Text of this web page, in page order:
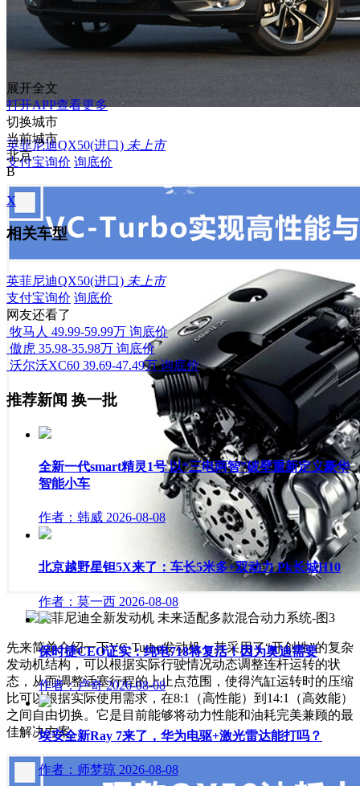
英菲尼迪QX50(进口) 未上市
支付宝询价 询底价
先来简单介绍一下VC-Turbo发动机，其采用了“开创性”的复杂
发动机结构，可以根据实际行驶情况动态调整连杆运转的状
态，从而调整活塞行程的上止点范围，使得汽缸运转时的压缩
比可以根据实际使用需求，在8:1（高性能）到14:1（高效能）
之间自由切换。它是目前能够将动力性能和油耗完美兼顾的最
佳解决方案。
展开全文
打开APP查看更多
切换城市
当前城市
北京
B
X
相关车型
英菲尼迪QX50(进口) 未上市
支付宝询价 询底价
网友还看了
牧马人 49.99-59.99万 询底价
傲虎 35.98-35.98万 询底价
沃尔沃XC60 39.69-47.49万 询底价
推荐新闻 换一批
全新一代smart精灵1号 以“三电两智”破壁重新定义豪华
智能小车
作者：韩威 2026-08-08
北京越野星钽5X来了：车长5米多+双动力 Pk长城H10
作者：莫一西 2026-08-08
保时捷CEO证实：纯电718将复活！因为奥迪需要
作者：卢奇 2026-08-08
埃安全新Ray 7来了，华为电驱+激光雷达能打吗？
作者：师梦琼 2026-08-08